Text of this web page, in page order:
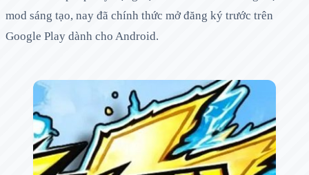
mod sáng tạo, nay đã chính thức mở đăng ký trước trên
Google Play dành cho Android.